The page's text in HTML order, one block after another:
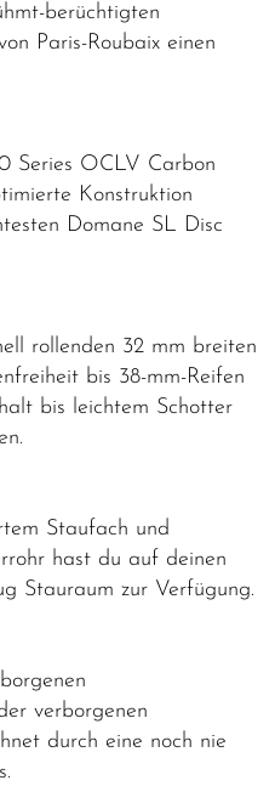
berüchtigten
Paris-Roubaix einen
Series OCLV Carbon
Konstruktion
Domane SL Disc
rollenden 32 mm breiten
bis 38-mm-Reifen
bis leichtem Schotter
Staufach und
hast du auf deinen
Stauraum zur Verfügung.
verborgenen
durch eine noch nie